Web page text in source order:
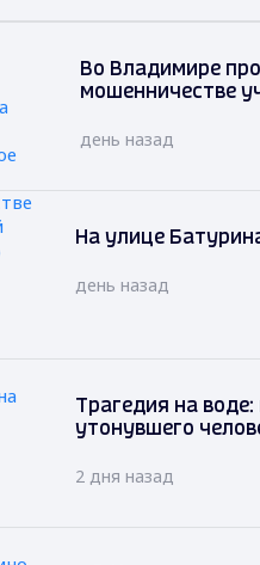
Во Владимире
мошенничестве
день назад
На улице
день назад
Трагедия на
утонувшего
2 дня назад